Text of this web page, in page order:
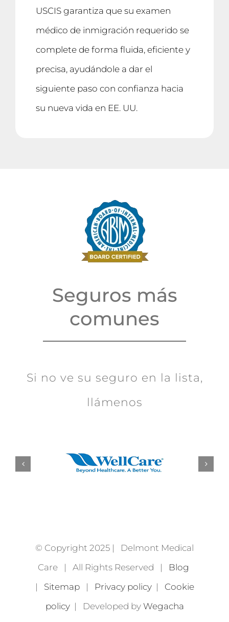
USCIS garantiza que su examen
médico de inmigración requerido se
complete de forma fluida, eficiente y
precisa, ayudándole a dar el
siguiente paso con confianza hacia
su nueva vida en EE. UU.
Seguros más
comunes
Si no ve su seguro en la lista,
llámenos
© Copyright 2025 | Delmont Medical
Care | All Rights Reserved | Blog
| Sitemap| Privacy policy| Cookie
policy| Developed by Wegacha